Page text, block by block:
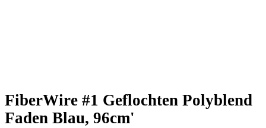
FiberWire #1 Geflochten Polyblend
Faden Blau, 96cm'